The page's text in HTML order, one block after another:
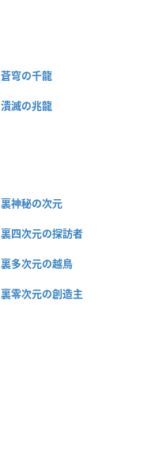
蒼穹の千龍
潰滅の兆龍
裏神秘の次元
裏四次元の探訪者
裏多次元の越鳥
裏零次元の創造主